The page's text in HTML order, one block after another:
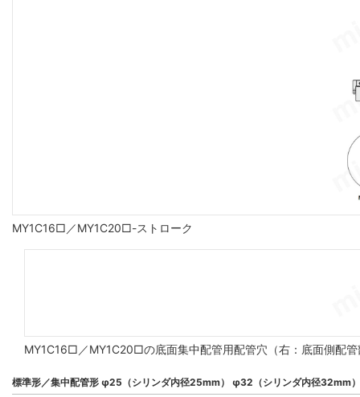
MY1C16□／MY1C20□-ストローク
MY1C16□／MY1C20□の底面集中配管用配管穴（右：底面側配
標準形／集中配管形 φ25（シリンダ内径25mm） φ32（シリンダ内径32mm